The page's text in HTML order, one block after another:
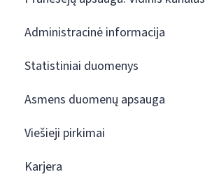
Administracinė informacija
Statistiniai duomenys
Asmens duomenų apsauga
Viešieji pirkimai
Karjera